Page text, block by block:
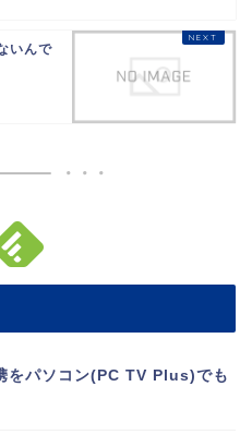
いんで
をパソコン(PC TV Plus)でも